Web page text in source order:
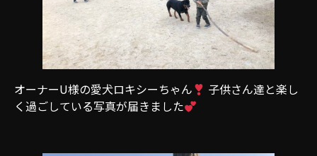
オーナーU様の愛犬ロキシーちゃん
子供さん達と楽し
く過ごしている写真が届きました